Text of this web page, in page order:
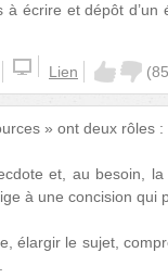
à écrire et dépôt
Lien (85
» ont deux rôles :
et, au besoin,
à une concision qui
élargir le sujet,